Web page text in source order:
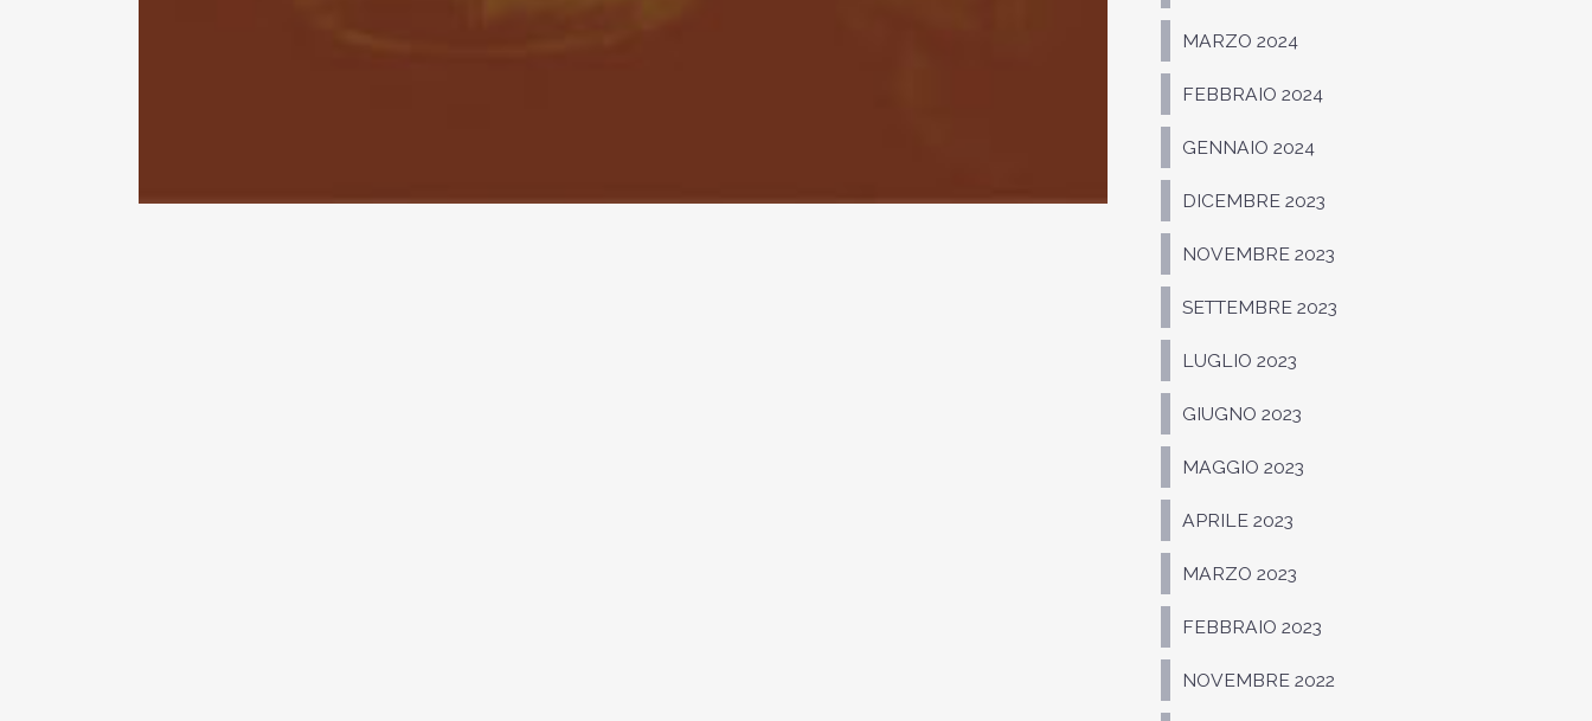
MARZO 2024
FEBBRAIO 2024
GENNAIO 2024
DICEMBRE 2023
NOVEMBRE 2023
SETTEMBRE 2023
LUGLIO 2023
GIUGNO 2023
MAGGIO 2023
APRILE 2023
MARZO 2023
FEBBRAIO 2023
NOVEMBRE 2022